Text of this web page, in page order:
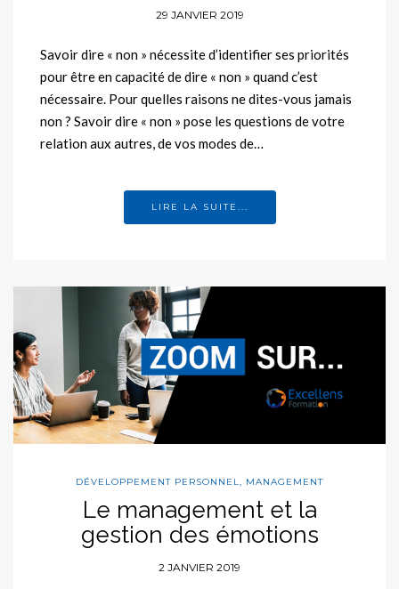
29 JANVIER 2019
Savoir dire « non » nécessite d’identifier ses priorités
pour être en capacité de dire « non » quand c’est
nécessaire. Pour quelles raisons ne dites-vous jamais
non ? Savoir dire « non » pose les questions de votre
relation aux autres, de vos modes de…
LIRE LA SUITE...
DÉVELOPPEMENT PERSONNEL, MANAGEMENT
Le management et la
gestion des émotions
2 JANVIER 2019